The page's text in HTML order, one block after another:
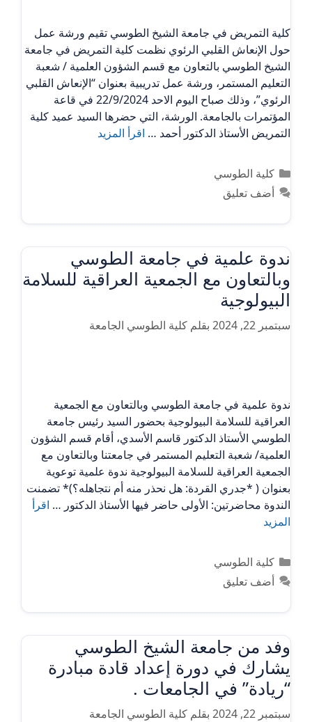
كلية التمريض في جامعة الشيخ الطوسي تقيم ورشة عمل
حول الإنعاش القلبي الرئوي نظمت كلية التمريض في جامعة
الشيخ الطوسي بالتعاون مع قسم الشؤون العلمية / شعبة
التعليم المستمر، ورشة عمل تدريبية بعنوان “الإنعاش القلبي
الرئوي”، وذلك صباح اليوم الاحد 22/9/2024 في قاعة
المؤتمرات بالجامعة. الورشة، التي حضرها السيد عميد كلية
التمريض الأستاذ الدكتور أحمد … اقرأ المزيد
التصنيفات
كلية الطوسي
أضف تعليق
ندوة علمية في جامعة الطوسي
وبالتعاون مع الجمعية العراقية للسلامة
البيولوجية
سبتمبر 22, 2024 بقلم كلية الطوسي الجامعة
ندوة علمية في جامعة الطوسي وبالتعاون مع الجمعية
العراقية للسلامة البيولوجية بحضور السيد رئيس جامعة
الطوسي الأستاذ الدكتور قاسم الأسدي، أقام قسم الشؤون
العلمية/ شعبة التعليم المستمر في جامعتنا وبالتعاون مع
الجمعية العراقية للسلامة البيولوجية ندوة علمية توعوية
بعنوان ( *جدري القردة: هل نحذر منه أم نتجاهله؟)* تضمنت
الندوة محاضرتين: الأولى حاضر فيها الأستاذ الدكتور … اقرأ
المزيد
التصنيفات
كلية الطوسي
أضف تعليق
وفد من جامعة الشيخ الطوسي
يشارك في دورة إعداد قادة مبادرة
“ريادة” في الجامعات .
سبتمبر 22, 2024 بقلم كلية الطوسي الجامعة